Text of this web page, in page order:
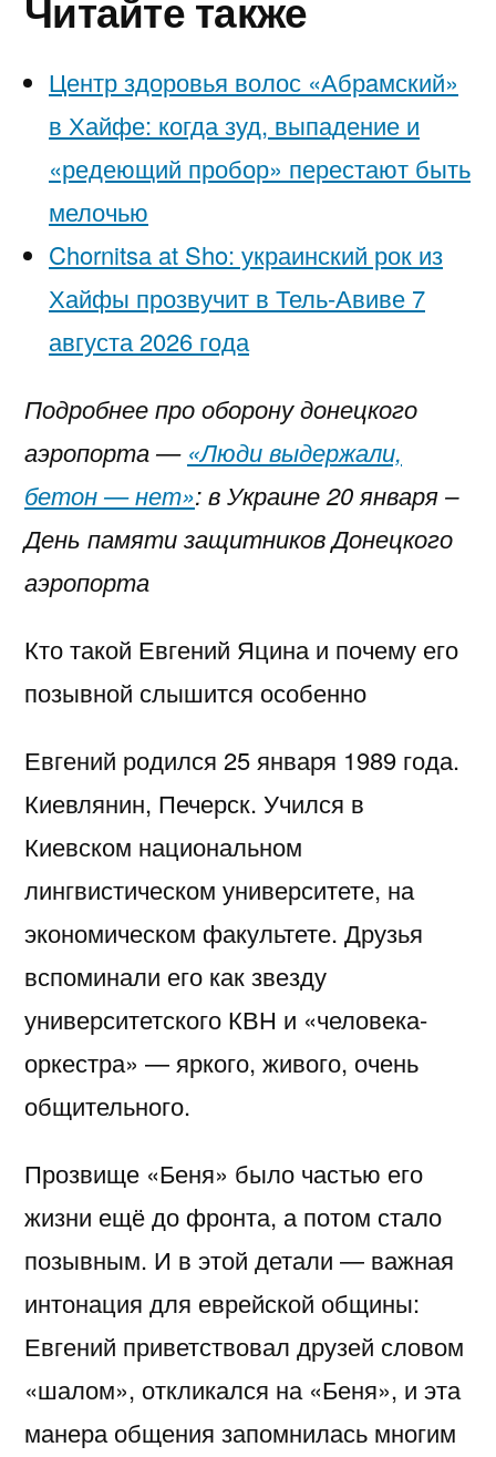
Центр здоровья волос «Абрaмский»
в Хайфе: когда зуд, выпадение и
«редеющий пробор» перестают быть
мелочью
Chornitsa at Sho: украинский рок из
Хайфы прозвучит в Тель-Авиве 7
августа 2026 года
Подробнее про оборону донецкого
аэропорта — «Люди выдержали,
бетон — нет»: в Украине 20 января –
День памяти защитников Донецкого
аэропорта
Кто такой Евгений Яцина и почему его
позывной слышится особенно
Евгений родился 25 января 1989 года.
Киевлянин, Печерск. Учился в
Киевском национальном
лингвистическом университете, на
экономическом факультете. Друзья
вспоминали его как звезду
университетского КВН и «человека-
оркестра» — яркого, живого, очень
общительного.
Прозвище «Беня» было частью его
жизни ещё до фронта, а потом стало
позывным. И в этой детали — важная
интонация для еврейской общины:
Евгений приветствовал друзей словом
«шалом», откликался на «Беня», и эта
манера общения запомнилась многим